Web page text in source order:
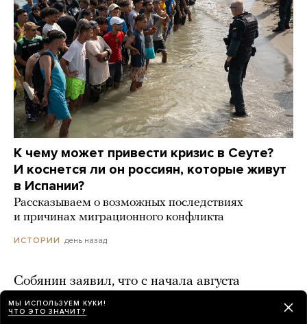
К чему может привести кризис в Сеуте?
И коснется ли он россиян, которые живут
в Испании?
Рассказываем о возможных последствиях
и причинах миграционного конфликта
ИСТОРИИ день назад
Собянин заявил, что с начала августа
Украина запустила по Москве
и Подмосковью 1984 беспилотника
МЫ ИСПОЛЬЗУЕМ КУКИ!
ЧТО ЭТО ЗНАЧИТ?